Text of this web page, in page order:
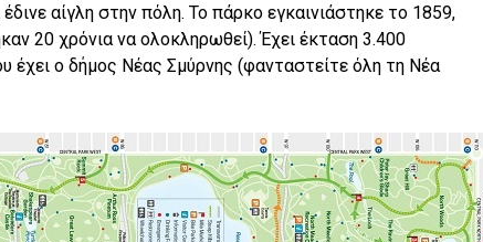
αίγλη στην πόλη. Το πάρκο εγκαινιάστηκε το 1859,
20 χρόνια να ολοκληρωθεί). Έχει έκταση 3.400
έχει ο δήμος Νέας Σμύρνης (φανταστείτε όλη τη Νέα